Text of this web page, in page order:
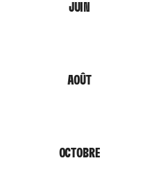
JUIN
AOÛT
OCTOBRE